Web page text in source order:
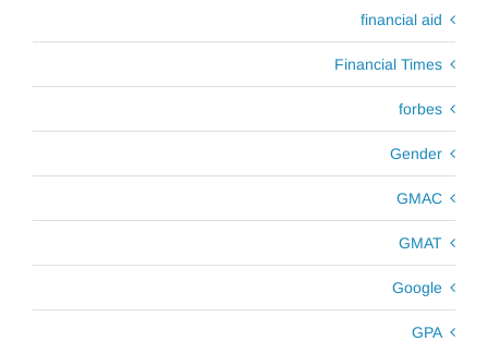
financial aid
Financial Times
forbes
Gender
GMAC
GMAT
Google
GPA